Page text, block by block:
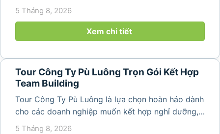
trình du lịch doanh nghiệp. Một kịch bản được xây
dựng bài bản không chỉ mang đến những phút
giây vui vẻ, sôi động mà còn...
5 Tháng 8, 2026
Xem chi tiết
Tour Công Ty Pù Luông Trọn Gói Kết Hợp
Team Building
Tour Công Ty Pù Luông là lựa chọn hoàn hảo dành
cho các doanh nghiệp muốn kết hợp nghỉ dưỡng,
team building và gắn kết tập thể trong không gian
5 Tháng 8, 2026